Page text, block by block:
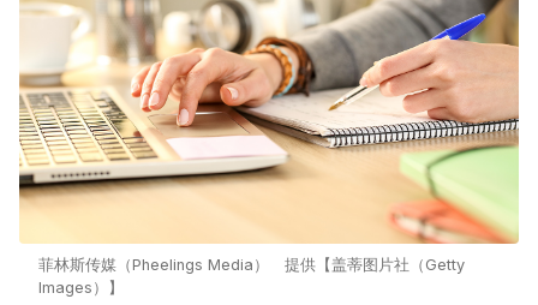
菲林斯传媒（Pheelings Media） 提供【盖蒂图片社（Getty
Images）】